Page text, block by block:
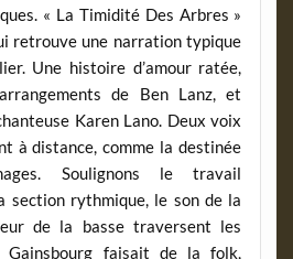
« La Timidité Des Arbres »
retrouve une narration typique
Une histoire d’amour ratée,
de Ben Lanz, et
Karen Lano. Deux voix
à distance, comme la destinée
Soulignons le travail
section rythmique, le son de la
de la basse traversent les
Gainsbourg faisait de la folk,